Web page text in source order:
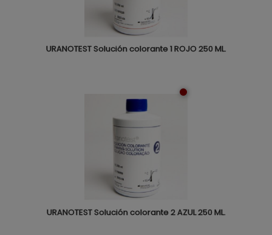
URANOTEST Solución colorante 1 ROJO 250 ML.
URANOTEST Solución colorante 2 AZUL 250 ML.